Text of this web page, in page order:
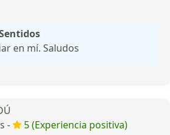
en mí. Saludos
-
5 (Experiencia positiva)